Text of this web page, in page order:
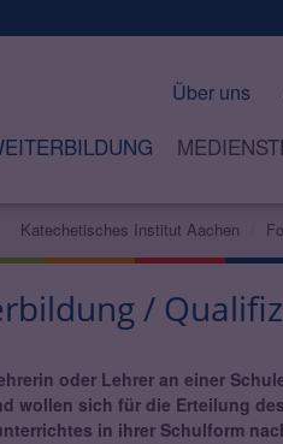
Über uns
Katechetisches Institut Aachen
/
oder Lehrer an einer
wollen sich für die Erteilung
in ihrer Schulform